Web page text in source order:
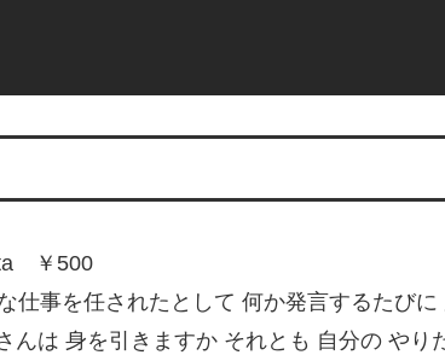
￥500
仕事を任されたとして 何か発言するたび
んは 身を引きますか それとも 自分の やり